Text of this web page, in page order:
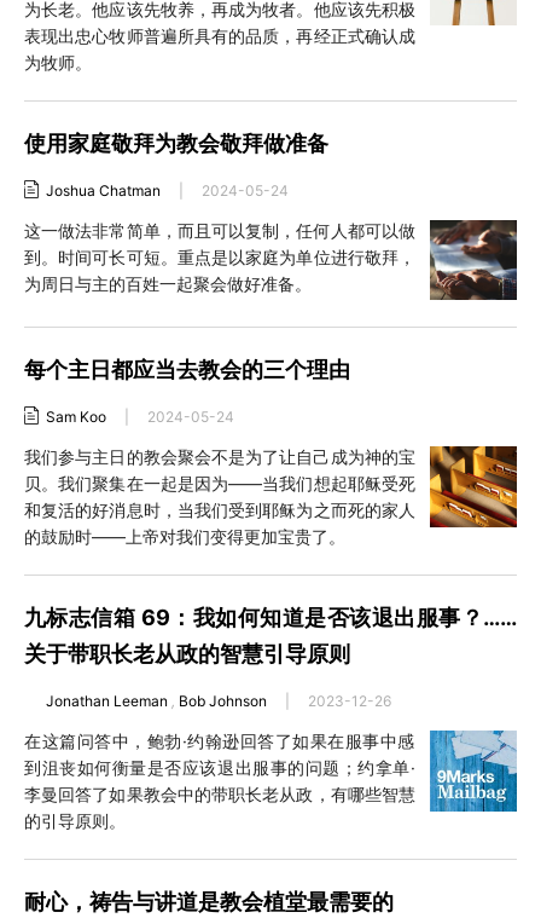
为长老。他应该先牧养，再成为牧者。他应该先积极
表现出忠心牧师普遍所具有的品质，再经正式确认成
为牧师。
使用家庭敬拜为教会敬拜做准备
Joshua Chatman 2024-05-24
这一做法非常简单，而且可以复制，任何人都可以做
到。时间可长可短。重点是以家庭为单位进行敬拜，
为周日与主的百姓一起聚会做好准备。
每个主日都应当去教会的三个理由
Sam Koo 2024-05-24
我们参与主日的教会聚会不是为了让自己成为神的宝
贝。我们聚集在一起是因为——当我们想起耶稣受死
和复活的好消息时，当我们受到耶稣为之而死的家人
的鼓励时——上帝对我们变得更加宝贵了。
九标志信箱 69：我如何知道是否该退出服事？……
关于带职长老从政的智慧引导原则
Jonathan Leeman , Bob Johnson 2023-12-26
在这篇问答中，鲍勃·约翰逊回答了如果在服事中感
到沮丧如何衡量是否应该退出服事的问题；约拿单·
李曼回答了如果教会中的带职长老从政，有哪些智慧
的引导原则。
耐心，祷告与讲道是教会植堂最需要的